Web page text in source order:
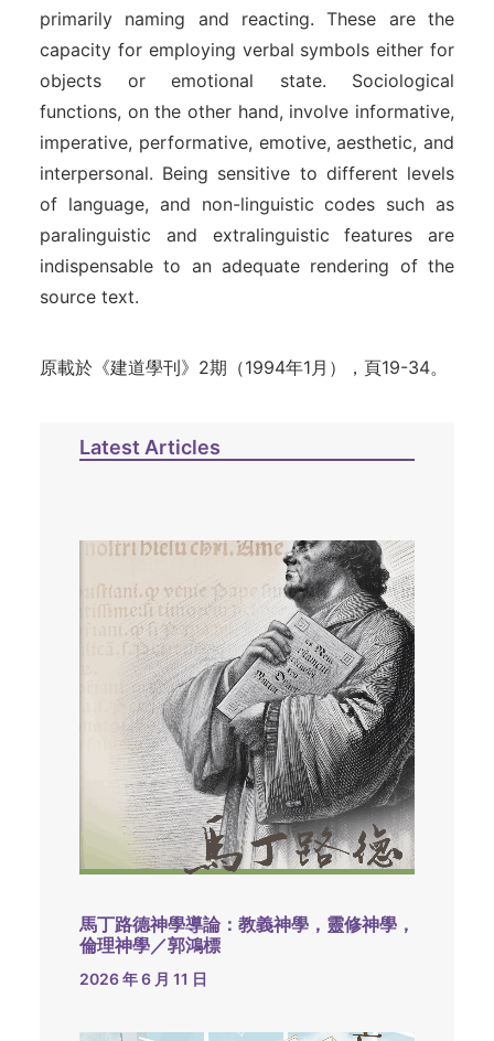
primarily naming and reacting. These are the
capacity for employing verbal symbols either for
objects or emotional state. Sociological
functions, on the other hand, involve informative,
imperative, performative, emotive, aesthetic, and
interpersonal. Being sensitive to different levels
of language, and non-linguistic codes such as
paralinguistic and extralinguistic features are
indispensable to an adequate rendering of the
source text.
原載於《建道學刊》2期（1994年1月），頁19-34。
Latest Articles
馬丁路德神學導論：教義神學，靈修神學，
倫理神學／郭鴻標
2026 年 6 月 11 日